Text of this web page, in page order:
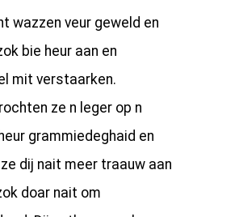
wazzen veur geweld en
bie heur aan en
mit verstaarken.
ze n leger op n
grammiedeghaid en
dij nait meer traauw aan
doar nait om